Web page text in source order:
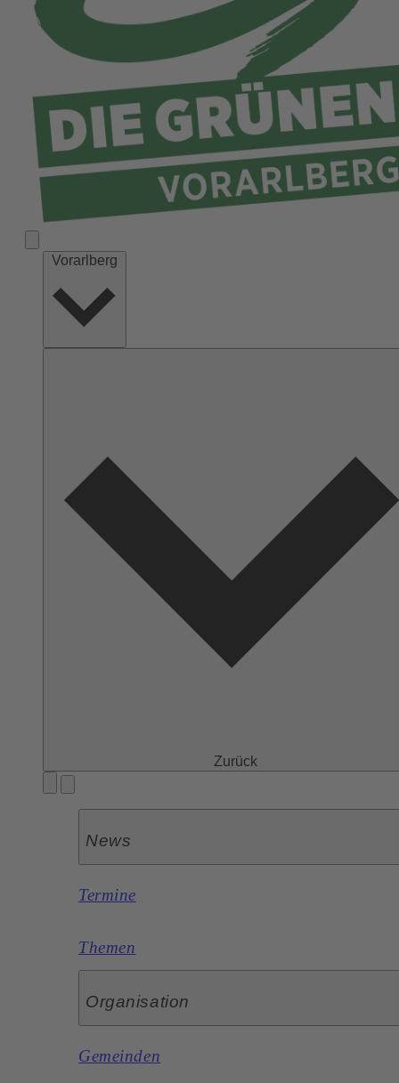
Vorarlberg
Zurück
News
Termine
Themen
Organisation
Gemeinden